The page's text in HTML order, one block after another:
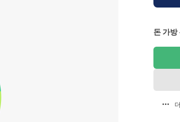
돈 가방